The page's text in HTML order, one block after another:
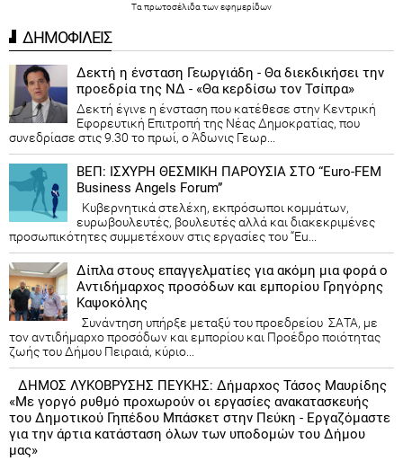
Τα πρωτοσέλιδα τωνεφημερίδων
ΔΗΜΟΦΙΛΕΙΣ
Δεκτή η ένσταση Γεωργιάδη - Θα διεκδικήσει την
προεδρία της ΝΔ - «Θα κερδίσω τον Τσίπρα»
Δεκτή έγινε η ένσταση που κατέθεσε στην Κεντρική
Εφορευτική Επιτροπή της Νέας Δημοκρατίας, που
συνεδρίασε στις 9.30 το πρωί, ο Άδωνις Γεωρ...
ΒΕΠ: ΙΣΧΥΡΗ ΘΕΣΜΙΚΗ ΠΑΡΟΥΣΙΑ ΣΤΟ “Euro-FEM
Business Angels Forum”
Κυβερνητικά στελέχη, εκπρόσωποι κομμάτων,
ευρωβουλευτές, βουλευτές αλλά και διακεκριμένες
προσωπικότητες συμμετέχουν στις εργασίες του “Eu...
Δίπλα στους επαγγελματίες για ακόμη μια φορά ο
Αντιδήμαρχος προσόδων και εμπορίου Γρηγόρης
Καψοκόλης
Συνάντηση υπήρξε μεταξύ του προεδρείου ΣΑΤΑ, με
τον αντιδήμαρχο προσόδων και εμπορίου και Προέδρο ποιότητας
ζωής του Δήμου Πειραιά, κύριο...
ΔΗΜΟΣ ΛΥΚΟΒΡΥΣΗΣ ΠΕΥΚΗΣ: Δήμαρχος Τάσος Μαυρίδης
«Με γοργό ρυθμό προχωρούν οι εργασίες ανακατασκευής
του Δημοτικού Γηπέδου Μπάσκετ στην Πεύκη - Εργαζόμαστε
για την άρτια κατάσταση όλων των υποδομών του Δήμου
μας»